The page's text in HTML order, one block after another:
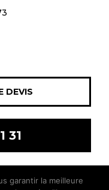
DEVIS
31
garantir la meilleure